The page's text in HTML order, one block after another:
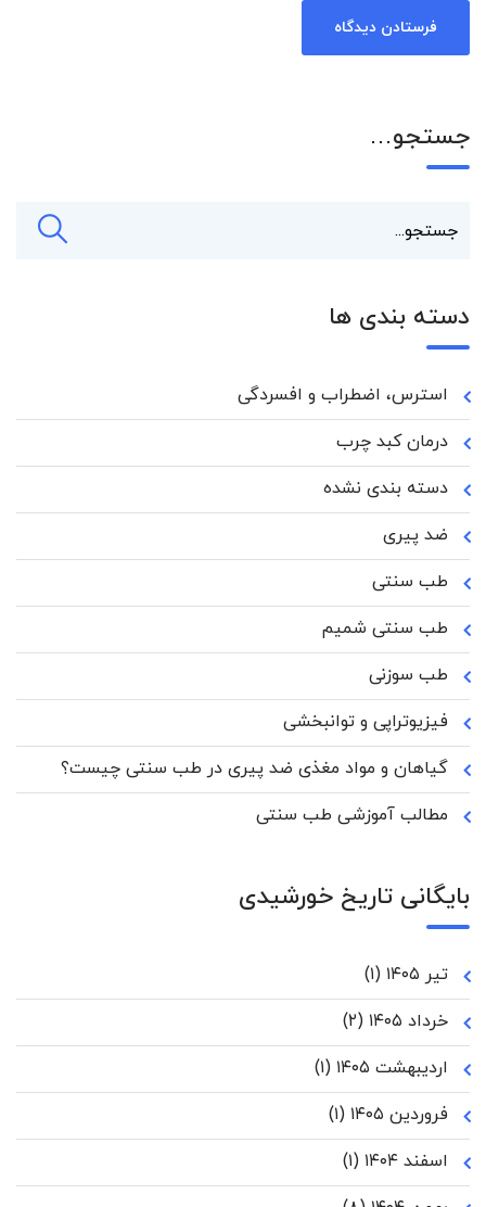
جستجو…
دسته بندی ها
استرس، اضطراب و افسردگی
درمان کبد چرب
دسته بندی نشده
ضد پیری
طب سنتی
طب سنتی شمیم
طب سوزنی
فیزیوتراپی و توانبخشی
گیاهان و مواد مغذی ضد پیری در طب سنتی چیست؟
مطالب آموزشی طب سنتی
بایگانی تاریخ خورشیدی
تیر ۱۴۰۵
(۱)
خرداد ۱۴۰۵
(۲)
اردیبهشت ۱۴۰۵
(۱)
فروردین ۱۴۰۵
(۱)
اسفند ۱۴۰۴
(۱)